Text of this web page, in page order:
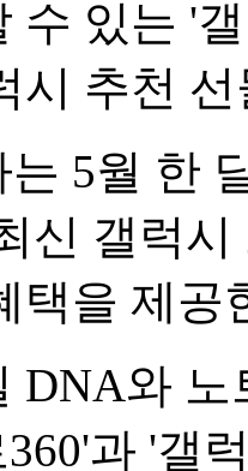
수 있는 '
시 추천
5월 한
신 갤럭
택을 제공
DNA와
과 '갤